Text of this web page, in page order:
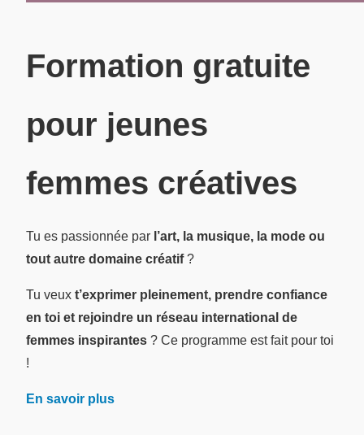
Formation gratuite
pour jeunes
femmes créatives
Tu es passionnée par l’art, la musique, la mode ou
tout autre domaine créatif?
Tu veux t’exprimer pleinement, prendre confiance
en toi et rejoindre un réseau international de
femmes inspirantes ? Ce programme est fait pour toi
!
En savoir plus